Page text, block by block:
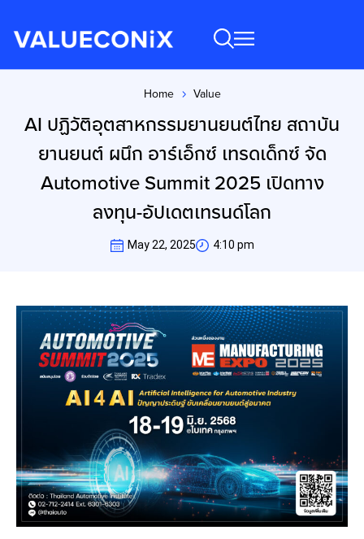
Home Value
AI ปฏิวัติอุตสาหกรรมยานยนต์ไทย สถาบัน
ยานยนต์ ผนึก อาร์เอ็กซ์ เทรดเด็กซ์ จัด
Automotive Summit 2025 เปิดทาง
ลงทุน-อัปเดตเทรนด์โลก
May 22, 2025 4:10 pm